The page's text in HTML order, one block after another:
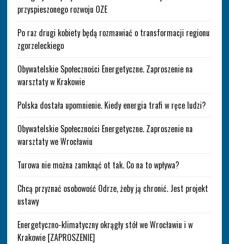
przyspieszonego rozwoju OZE
Po raz drugi kobiety będą rozmawiać o transformacji regionu
zgorzeleckiego
Obywatelskie Społeczności Energetyczne. Zaproszenie na
warsztaty w Krakowie
Polska dostała upomnienie. Kiedy energia trafi w ręce ludzi?
Obywatelskie Społeczności Energetyczne. Zaproszenie na
warsztaty we Wrocławiu
Turowa nie można zamknąć ot tak. Co na to wpływa?
Chcą przyznać osobowość Odrze, żeby ją chronić. Jest projekt
ustawy
Energetyczno-klimatyczny okrągły stół we Wrocławiu i w
Krakowie [ZAPROSZENIE]